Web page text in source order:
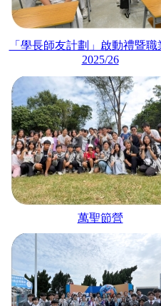
「學長師友計劃」啟動禮暨職
2025/26
萬聖節營